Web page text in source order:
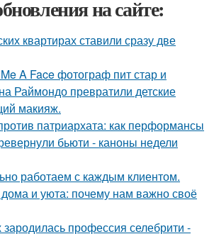
на сайте:
квартирах ставили сразу две
A Face фотограф пит стар и
Раймондо превратили детские
макияж.
патриархата: как перформансы
бьюти - каноны недели
работаем с каждым клиентом.
и уюта: почему нам важно своё
профессия селебрити -